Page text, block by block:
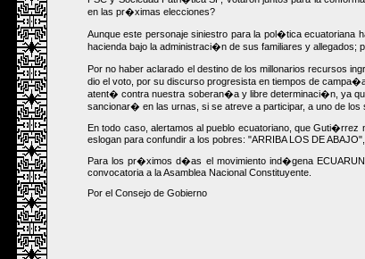
en las pr�ximas elecciones?
Aunque este personaje siniestro para la pol�tica ecuatoriana
hacienda bajo la administraci�n de sus familiares y allegados;
Por no haber aclarado el destino de los millonarios recursos
dio el voto, por su discurso progresista en tiempos de
atent� contra nuestra soberan�a y libre determinaci�n, ya
sancionar� en las urnas, si se atreve a participar, a uno de
En todo caso, alertamos al pueblo ecuatoriano, que
eslogan para confundir a los pobres: "ARRIBA LOS DE
Para los pr�ximos d�as el movimiento ind�gena
convocatoria a la Asamblea Nacional Constituyente.
Por el Consejo de Gobierno